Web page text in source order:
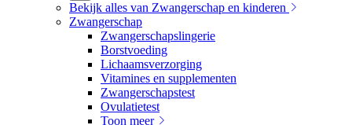
Bekijk alles van Zwangerschap en kinderen
Zwangerschap
Zwangerschapslingerie
Borstvoeding
Lichaamsverzorging
Vitamines en supplementen
Zwangerschapstest
Ovulatietest
Toon meer